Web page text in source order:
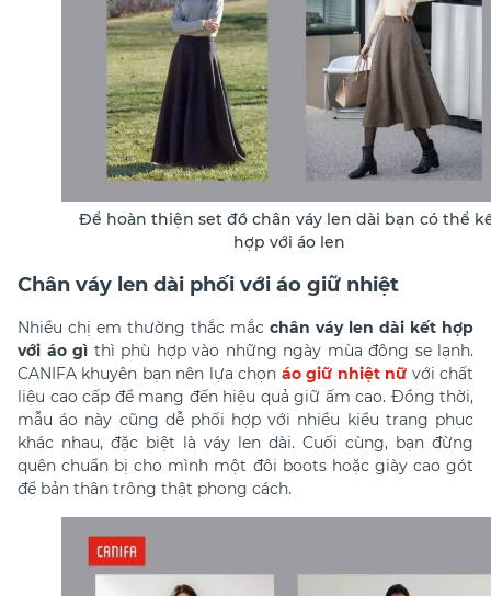
Để hoàn thiện set đồ chân váy len dài bạn có thể
hợp với áo len
Chân váy len dài phối với áo giữ nhiệt
Nhiều chị em thường thắc mắc chân váy len dài kết hợp
với áo gì thì phù hợp vào những ngày mùa đông se lạnh.
CANIFA khuyên bạn nên lựa chọn áo giữ nhiệt nữ với chất
liệu cao cấp để mang đến hiệu quả giữ ấm cao. Đồng thời,
mẫu áo này cũng dễ phối hợp với nhiều kiểu trang phục
khác nhau, đặc biệt là váy len dài. Cuối cùng, bạn đừng
quên chuẩn bị cho mình một đôi boots hoặc giày cao gót
để bản thân trông thật phong cách.